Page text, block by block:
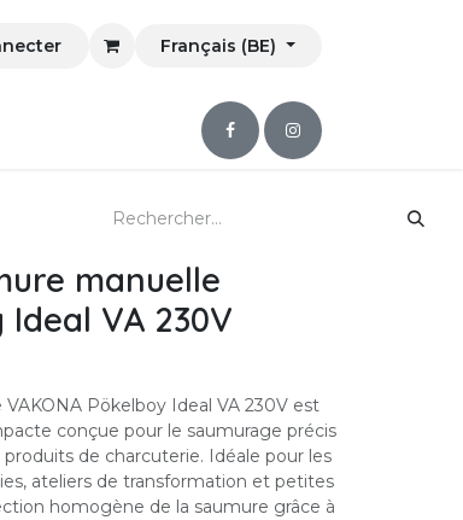
Français (BE)
manuelle
VA 230V
Pökelboy Ideal VA 230V est
conçue pour le saumurage précis
produits de charcuterie. Idéale pour les
ateliers de transformation et petites
homogène de la saumure grâce à